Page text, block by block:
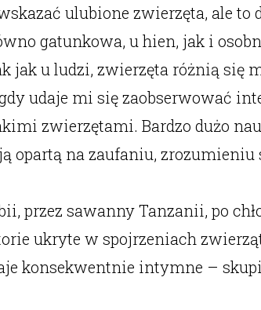
ulubione zwierzęta, ale
gatunkowa, u hien, jak i
jak u ludzi, zwierzęta różnią się
gdy udaje mi się zaobserwować
zwierzętami. Bardzo dużo
opartą na zaufaniu,
przez sawanny Tanzanii, po
ukryte w spojrzeniach
konsekwentnie intymne –